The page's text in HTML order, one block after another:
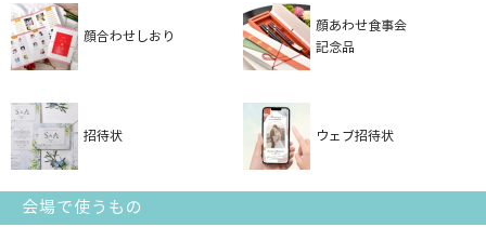
顔合わせしおり
顔あわせ食事会
記念品
招待状 ウェブ招待状
会場で使うもの